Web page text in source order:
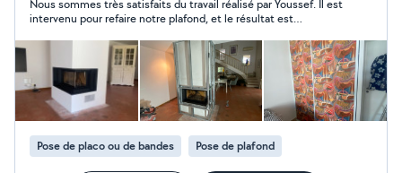
soigné. À l'écoute de vos besoins, je m'adapte à chaque
projet pour garantir votre satisfaction.
Nous sommes très satisfaits du travail réalisé par Youssef. Il est
intervenu pour refaire notre plafond, et le résultat est
ponctuel, disponible tout au long et la communication a été
fluide et agréable. Nous ferons appel de nouveau à vos services
merci ! 😊
Pose de placo ou de bandes Pose de plafond